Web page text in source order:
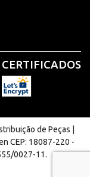
CERTIFICADOS
de Peças |
CEP: 18087-220 -
0027-11.